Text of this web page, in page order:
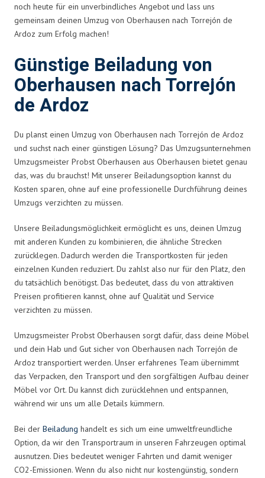
noch heute für ein unverbindliches Angebot und lass uns
gemeinsam deinen Umzug von Oberhausen nach Torrejón de
Ardoz zum Erfolg machen!
Günstige Beiladung von
Oberhausen nach Torrejón
de Ardoz
Du planst einen Umzug von Oberhausen nach Torrejón de Ardoz
und suchst nach einer günstigen Lösung? Das Umzugsunternehmen
Umzugsmeister Probst Oberhausen aus Oberhausen bietet genau
das, was du brauchst! Mit unserer Beiladungsoption kannst du
Kosten sparen, ohne auf eine professionelle Durchführung deines
Umzugs verzichten zu müssen.
Unsere Beiladungsmöglichkeit ermöglicht es uns, deinen Umzug
mit anderen Kunden zu kombinieren, die ähnliche Strecken
zurücklegen. Dadurch werden die Transportkosten für jeden
einzelnen Kunden reduziert. Du zahlst also nur für den Platz, den
du tatsächlich benötigst. Das bedeutet, dass du von attraktiven
Preisen profitieren kannst, ohne auf Qualität und Service
verzichten zu müssen.
Umzugsmeister Probst Oberhausen sorgt dafür, dass deine Möbel
und dein Hab und Gut sicher von Oberhausen nach Torrejón de
Ardoz transportiert werden. Unser erfahrenes Team übernimmt
das Verpacken, den Transport und den sorgfältigen Aufbau deiner
Möbel vor Ort. Du kannst dich zurücklehnen und entspannen,
während wir uns um alle Details kümmern.
Bei der Beiladung handelt es sich um eine umweltfreundliche
Option, da wir den Transportraum in unseren Fahrzeugen optimal
ausnutzen. Dies bedeutet weniger Fahrten und damit weniger
CO2-Emissionen. Wenn du also nicht nur kostengünstig, sondern